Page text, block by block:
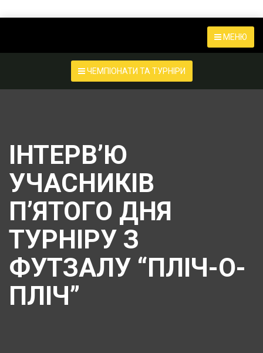
МЕНЮ
ЧЕМПІОНАТИ ТА ТУРНІРИ
ІНТЕРВ’Ю
УЧАСНИКІВ
П’ЯТОГО ДНЯ
ТУРНІРУ З
ФУТЗАЛУ “ПЛІЧ-О-
ПЛІЧ”